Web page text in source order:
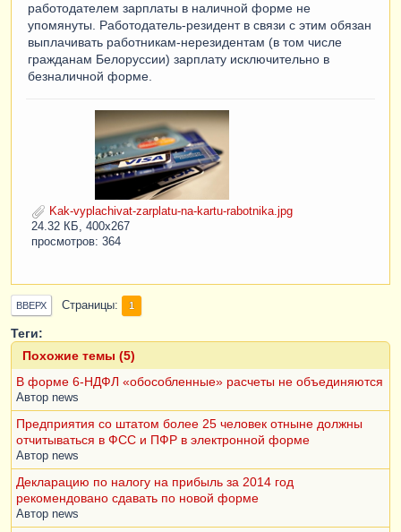
работодателем зарплаты в наличной форме не
упомянуты. Работодатель-резидент в связи с этим обязан
выплачивать работникам-нерезидентам (в том числе
гражданам Белоруссии) зарплату исключительно в
безналичной форме.
Kak-vyplachivat-zarplatu-na-kartu-rabotnika.jpg
24.32 КБ, 400x267
просмотров: 364
ВВЕРХ Страницы 1
Теги:
Похожие темы (5)
В форме 6-НДФЛ «обособленные» расчеты не объединяются
Автор news
Предприятия со штатом более 25 человек отныне должны
отчитываться в ФСС и ПФР в электронной форме
Автор news
Декларацию по налогу на прибыль за 2014 год
рекомендовано сдавать по новой форме
Автор news